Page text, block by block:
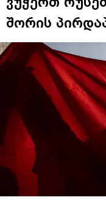
შორის